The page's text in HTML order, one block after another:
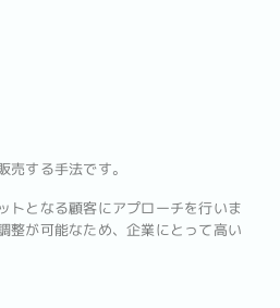
する手法です。
トとなる顧客にアプローチを行いま
整が可能なため、企業にとって高い